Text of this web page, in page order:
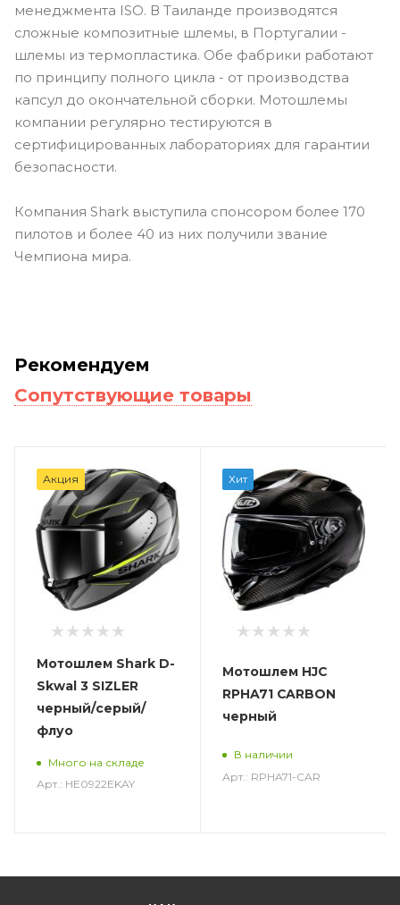
менеджмента ISO. В Таиланде производятся
сложные композитные шлемы, в Португалии -
шлемы из термопластика. Обе фабрики работают
по принципу полного цикла - от производства
капсул до окончательной сборки. Мотошлемы
компании регулярно тестируются в
сертифицированных лабораториях для гарантии
безопасности.
Компания Shark выступила спонсором более 170
пилотов и более 40 из них получили звание
Чемпиона мира.
Рекомендуем
Сопутствующие товары
Акция
Мотошлем Shark D-
Skwal 3 SIZLER
черный/серый/
флуо
Много на складе
Арт.: HE0922EKAY
Хит
Мотошлем HJC
RPHA71 CARBON
черный
В наличии
Арт.: RPHA71-CAR